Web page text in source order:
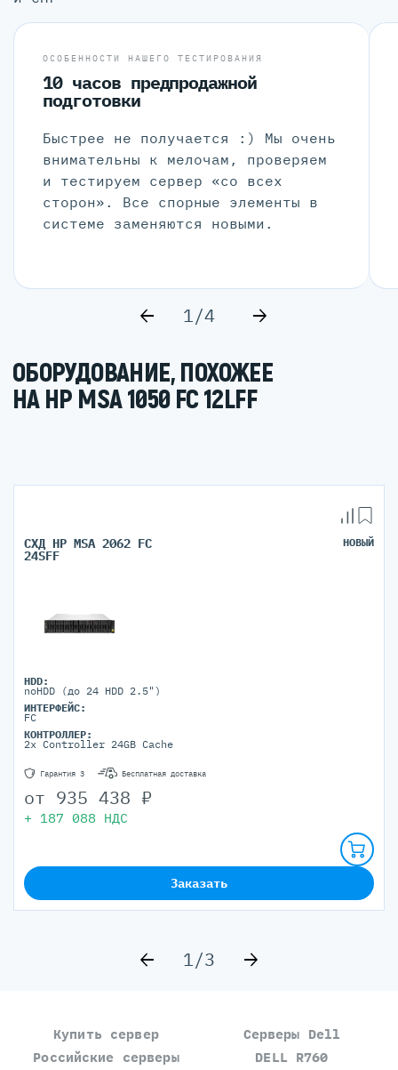
ОСОБЕННОСТИ НАШЕГО ТЕСТИРОВАНИЯ
10 часов предпродажной
подготовки
Быстрее не получается :) Мы очень
внимательны к мелочам, проверяем
и тестируем сервер «со всех
сторон». Все спорные элементы в
системе заменяются новыми.
1/4
ОБОРУДОВАНИЕ, ПОХОЖЕЕ
НА HP MSA 1050 FC 12LFF
СХД HP MSA 2062 FC
24SFF
НОВЫЙ
HDD:
noHDD (до 24 HDD 2.5")
ИНТЕРФЕЙС:
FC
КОНТРОЛЛЕР:
2x Controller 24GB Cache
Гарантия 3 Бесплатная доставка
от 935 438 ₽
+ 187 088 НДС
Заказать
1/3
Купить сервер
Российские серверы
Серверы Dell
DELL R760